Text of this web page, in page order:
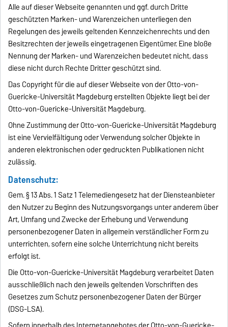
Alle auf dieser Webseite genannten und ggf. durch Dritte
geschützten Marken- und Warenzeichen unterliegen den
Regelungen des jeweils geltenden Kennzeichenrechts und den
Besitzrechten der jeweils eingetragenen Eigentümer. Eine bloße
Nennung der Marken- und Warenzeichen bedeutet nicht, dass
diese nicht durch Rechte Dritter geschützt sind.
Das Copyright für die auf dieser Webseite von der Otto-von-
Guericke-Universität Magdeburg erstellten Objekte liegt bei der
Otto-von-Guericke-Universität Magdeburg.
Ohne Zustimmung der Otto-von-Guericke-Universität Magdeburg
ist eine Vervielfältigung oder Verwendung solcher Objekte in
anderen elektronischen oder gedruckten Publikationen nicht
zulässig.
Datenschutz:
Gem. § 13 Abs. 1 Satz 1 Telemediengesetz hat der Diensteanbieter
den Nutzer zu Beginn des Nutzungsvorgangs unter anderem über
Art, Umfang und Zwecke der Erhebung und Verwendung
personenbezogener Daten in allgemein verständlicher Form zu
unterrichten, sofern eine solche Unterrichtung nicht bereits
erfolgt ist.
Die Otto-von-Guericke-Universität Magdeburg verarbeitet Daten
ausschließlich nach den jeweils geltenden Vorschriften des
Gesetzes zum Schutz personenbezogener Daten der Bürger
(DSG-LSA).